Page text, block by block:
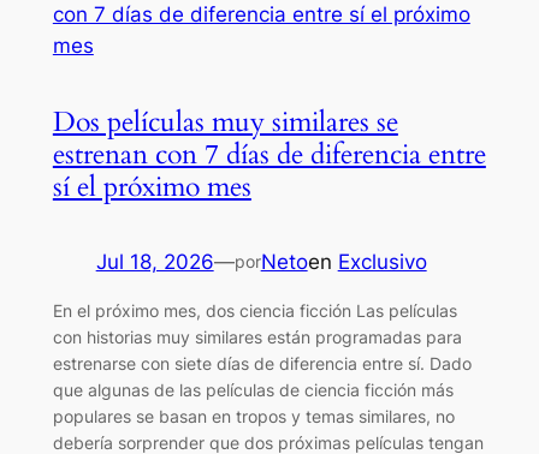
Dos películas muy similares se
estrenan con 7 días de diferencia entre
sí el próximo mes
Jul 18, 2026—porNetoen Exclusivo
En el próximo mes, dos ciencia ficción Las películas
con historias muy similares están programadas para
estrenarse con siete días de diferencia entre sí. Dado
que algunas de las películas de ciencia ficción más
populares se basan en tropos y temas similares, no
debería sorprender que dos próximas películas tengan